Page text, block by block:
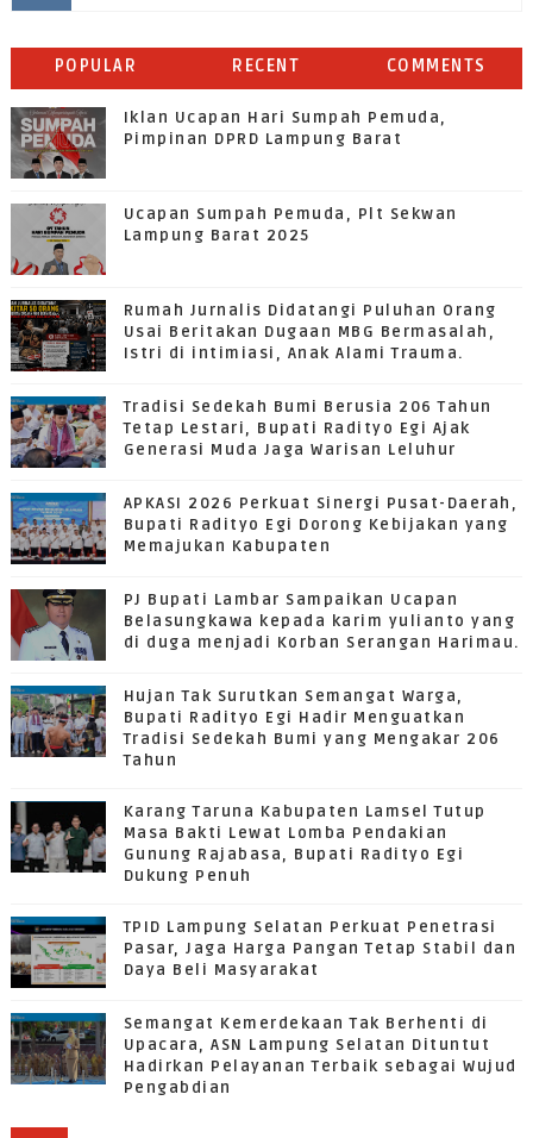
POPULAR RECENT COMMENTS
Iklan Ucapan Hari Sumpah Pemuda,
Pimpinan DPRD Lampung Barat
Ucapan Sumpah Pemuda, Plt Sekwan
Lampung Barat 2025
Rumah Jurnalis Didatangi Puluhan Orang
Usai Beritakan Dugaan MBG Bermasalah,
Istri di intimiasi, Anak Alami Trauma.
Tradisi Sedekah Bumi Berusia 206 Tahun
Tetap Lestari, Bupati Radityo Egi Ajak
Generasi Muda Jaga Warisan Leluhur
APKASI 2026 Perkuat Sinergi Pusat-Daerah,
Bupati Radityo Egi Dorong Kebijakan yang
Memajukan Kabupaten
PJ Bupati Lambar Sampaikan Ucapan
Belasungkawa kepada karim yulianto yang
di duga menjadi Korban Serangan Harimau.
Hujan Tak Surutkan Semangat Warga,
Bupati Radityo Egi Hadir Menguatkan
Tradisi Sedekah Bumi yang Mengakar 206
Tahun
Karang Taruna Kabupaten Lamsel Tutup
Masa Bakti Lewat Lomba Pendakian
Gunung Rajabasa, Bupati Radityo Egi
Dukung Penuh
TPID Lampung Selatan Perkuat Penetrasi
Pasar, Jaga Harga Pangan Tetap Stabil dan
Daya Beli Masyarakat
Semangat Kemerdekaan Tak Berhenti di
Upacara, ASN Lampung Selatan Dituntut
Hadirkan Pelayanan Terbaik sebagai Wujud
Pengabdian